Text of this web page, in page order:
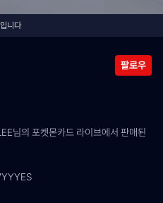
니다
팔로우
님의 포켓몬카드 라이브에서 판매된